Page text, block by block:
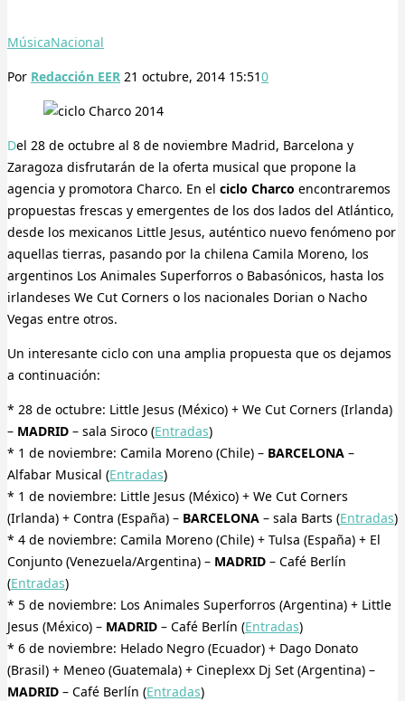
MúsicaNacional
Por Redacción EER 21 octubre, 2014 15:510
Del 28 de octubre al 8 de noviembre Madrid, Barcelona y
Zaragoza disfrutarán de la oferta musical que propone la
agencia y promotora Charco. En el ciclo Charco encontraremos
propuestas frescas y emergentes de los dos lados del Atlántico,
desde los mexicanos Little Jesus, auténtico nuevo fenómeno por
aquellas tierras, pasando por la chilena Camila Moreno, los
argentinos Los Animales Superforros o Babasónicos, hasta los
irlandeses We Cut Corners o los nacionales Dorian o Nacho
Vegas entre otros.
Un interesante ciclo con una amplia propuesta que os dejamos
a continuación:
* 28 de octubre: Little Jesus (México) + We Cut Corners (Irlanda)
– MADRID – sala Siroco (Entradas)
* 1 de noviembre: Camila Moreno (Chile) – BARCELONA –
Alfabar Musical (Entradas)
* 1 de noviembre: Little Jesus (México) + We Cut Corners
(Irlanda) + Contra (España) – BARCELONA – sala Barts (Entradas)
* 4 de noviembre: Camila Moreno (Chile) + Tulsa (España) + El
Conjunto (Venezuela/Argentina) – MADRID – Café Berlín
(Entradas)
* 5 de noviembre: Los Animales Superforros (Argentina) + Little
Jesus (México) – MADRID – Café Berlín (Entradas)
* 6 de noviembre: Helado Negro (Ecuador) + Dago Donato
(Brasil) + Meneo (Guatemala) + Cineplexx Dj Set (Argentina) –
MADRID – Café Berlín (Entradas)